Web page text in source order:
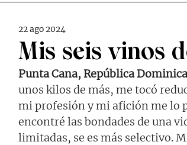
Mis seis vinos
22 ago 2024
Punta Cana, República
unos kilos de más, me tocó
mi profesión y mi afición me lo
encontré las bondades de una
limitadas, se es más selectivo.